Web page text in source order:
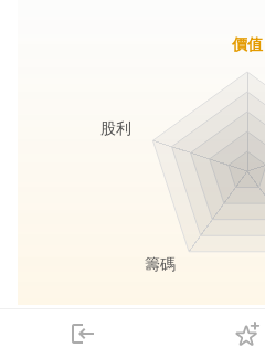
login
下單
長線價值
價值
籌碼
股利